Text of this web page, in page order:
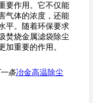
要作用。它不仅能
气体的浓度，还能
平。随着环保要求
焚烧金属滤袋除尘
加重要的作用。
条冶金高温除尘